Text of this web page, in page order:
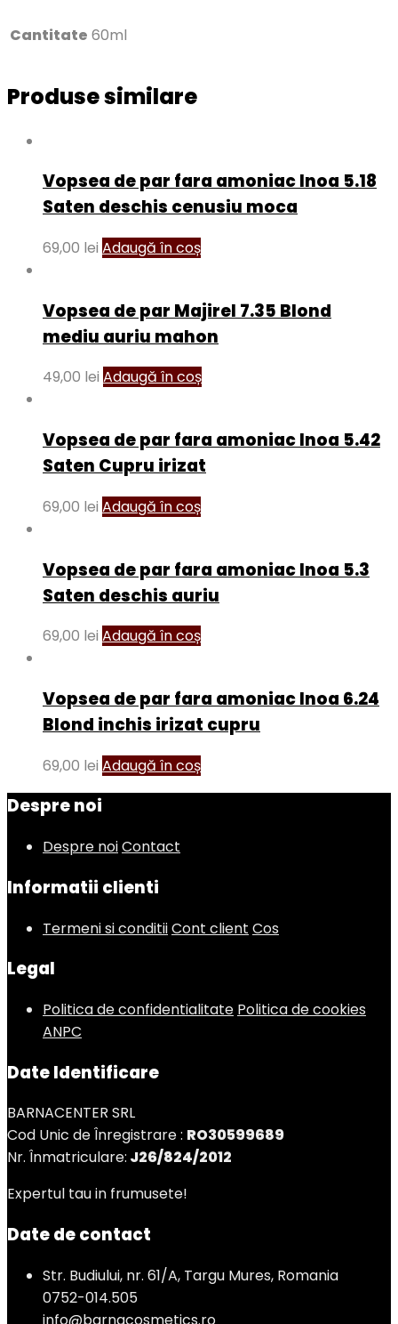
Cantitate 60ml
Produse similare
Vopsea de par fara amoniac Inoa 5.18
Saten deschis cenusiu moca
69,00 lei Adaugă în coș
Vopsea de par Majirel 7.35 Blond
mediu auriu mahon
49,00 lei Adaugă în coș
Vopsea de par fara amoniac Inoa 5.42
Saten Cupru irizat
69,00 lei Adaugă în coș
Vopsea de par fara amoniac Inoa 5.3
Saten deschis auriu
69,00 lei Adaugă în coș
Vopsea de par fara amoniac Inoa 6.24
Blond inchis irizat cupru
69,00 lei Adaugă în coș
Despre noi
Despre noiContact
Informatii clienti
Termeni si conditiiCont client Cos
Legal
Politica de confidentialitate Politica de cookies
ANPC
Date Identificare
BARNACENTER SRL
Cod Unic de Înregistrare : RO30599689
Nr. Înmatriculare: J26/824/2012
Expertul tau in frumusete!
Date de contact
Str. Budiului, nr. 61/A, Targu Mures, Romania
0752-014.505
info@barnacosmetics.ro